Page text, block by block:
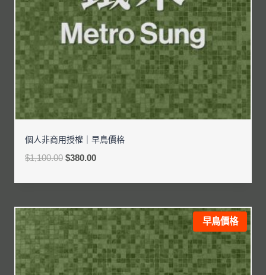
個人非商用授權｜早鳥價格
$1,100.00 $380.00
早鳥價格